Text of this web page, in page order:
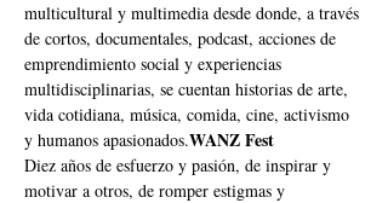
multicultural y multimedia desde donde, a través
de cortos, documentales, podcast, acciones de
emprendimiento social y experiencias
multidisciplinarias, se cuentan historias de arte,
vida cotidiana, música, comida, cine, activismo
y humanos apasionados.WANZ Fest
Diez años de esfuerzo y pasión, de inspirar y
motivar a otros, de romper estigmas y